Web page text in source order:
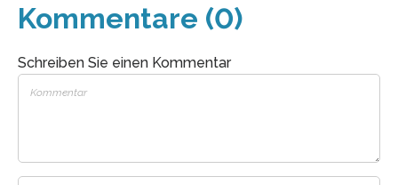
Kommentare (0)
Schreiben Sie einen Kommentar